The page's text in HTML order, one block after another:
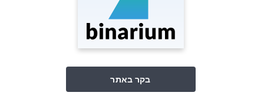
בקר באתר